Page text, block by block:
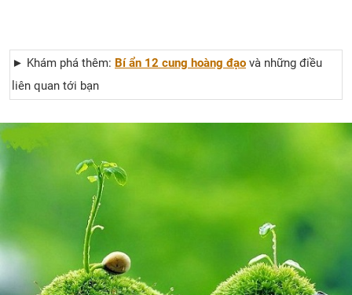
► Khám phá thêm: Bí ẩn 12 cung hoàng đạo và những điều
liên quan tới bạn